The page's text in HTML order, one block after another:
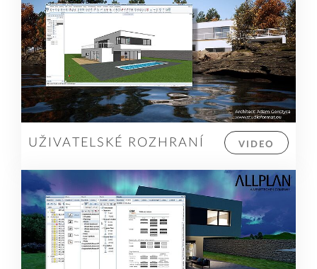
VIDEO
UŽIVATELSKÉ ROZHRANÍ